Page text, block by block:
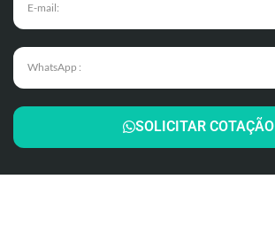
SOLICITAR COTAÇÃO